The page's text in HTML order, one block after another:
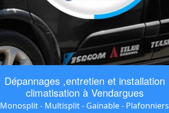
Dépannages ,entretien et installation
climatisation à Vendargues
Monosplit - Multisplit - Gainable - Plafonniers